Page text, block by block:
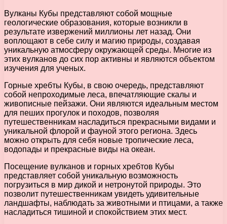
Вулканы Кубы представляют собой мощные
геологические образования, которые возникли в
результате извержений миллионы лет назад. Они
воплощают в себе силу и магию природы, создавая
уникальную атмосферу окружающей среды. Многие из
этих вулканов до сих пор активны и являются объектом
изучения для ученых.
Горные хребты Кубы, в свою очередь, представляют
собой непроходимые леса, впечатляющие скалы и
живописные пейзажи. Они являются идеальным местом
для пеших прогулок и походов, позволяя
путешественникам насладиться прекрасными видами и
уникальной флорой и фауной этого региона. Здесь
можно открыть для себя новые тропические леса,
водопады и прекрасные виды на океан.
Посещение вулканов и горных хребтов Кубы
представляет собой уникальную возможность
погрузиться в мир дикой и нетронутой природы. Это
позволит путешественникам увидеть удивительные
ландшафты, наблюдать за животными и птицами, а также
насладиться тишиной и спокойствием этих мест.